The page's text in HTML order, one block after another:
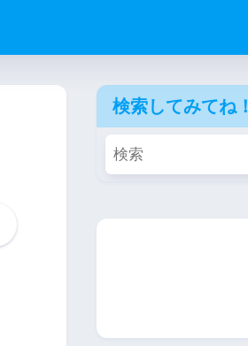
検索してみてね！